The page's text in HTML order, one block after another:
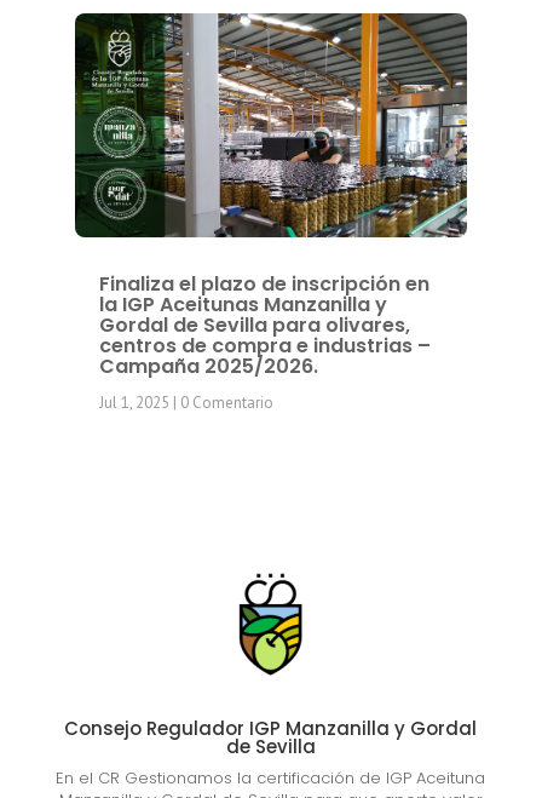
Finaliza el plazo de inscripción en
la IGP Aceitunas Manzanilla y
Gordal de Sevilla para olivares,
centros de compra e industrias –
Campaña 2025/2026.
Jul 1, 2025 | 0 Comentario
Consejo Regulador IGP Manzanilla y Gordal
de Sevilla
En el CR Gestionamos la certificación de IGP Aceituna